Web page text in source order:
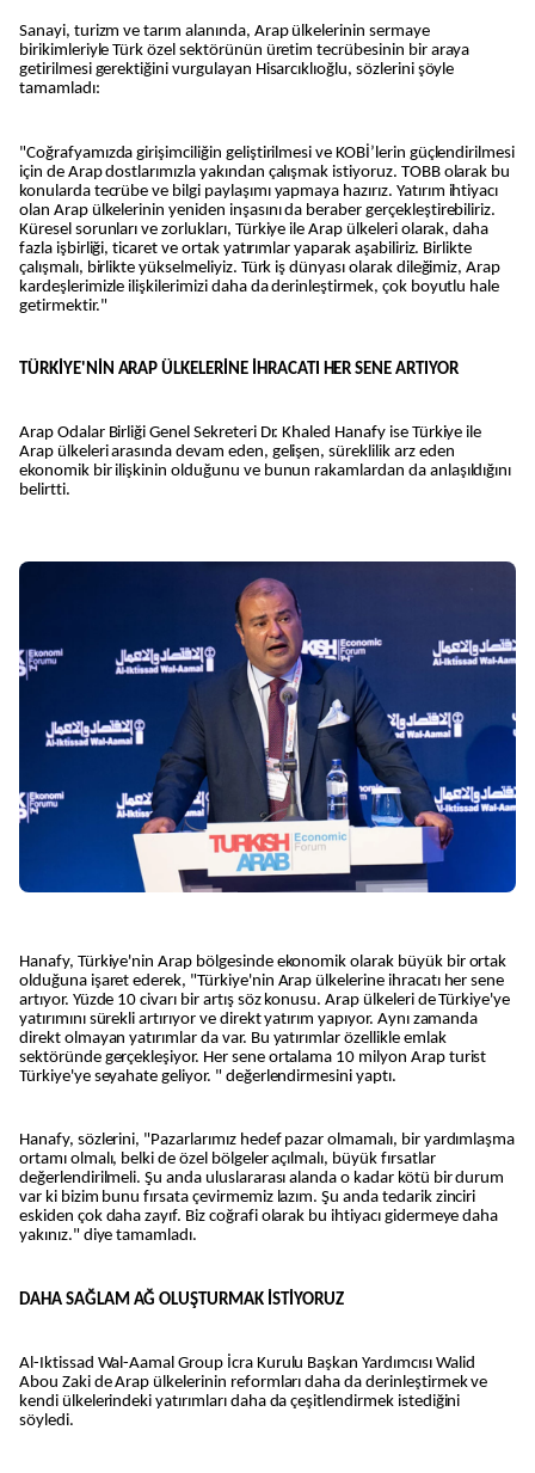
Sanayi, turizm ve tarım alanında, Arap ülkelerinin sermaye
birikimleriyle Türk özel sektörünün üretim tecrübesinin bir araya
getirilmesi gerektiğini vurgulayan Hisarcıklıoğlu, sözlerini şöyle
tamamladı:
"Coğrafyamızda girişimciliğin geliştirilmesi ve KOBİ’lerin güçlendirilmesi
için de Arap dostlarımızla yakından çalışmak istiyoruz. TOBB olarak bu
konularda tecrübe ve bilgi paylaşımı yapmaya hazırız. Yatırım ihtiyacı
olan Arap ülkelerinin yeniden inşasını da beraber gerçekleştirebiliriz.
Küresel sorunları ve zorlukları, Türkiye ile Arap ülkeleri olarak, daha
fazla işbirliği, ticaret ve ortak yatırımlar yaparak aşabiliriz. Birlikte
çalışmalı, birlikte yükselmeliyiz. Türk iş dünyası olarak dileğimiz, Arap
kardeşlerimizle ilişkilerimizi daha da derinleştirmek, çok boyutlu hale
getirmektir."
TÜRKİYE'NİN ARAP ÜLKELERİNE İHRACATI HER SENE ARTIYOR
Arap Odalar Birliği Genel Sekreteri Dr. Khaled Hanafy ise Türkiye ile
Arap ülkeleri arasında devam eden, gelişen, süreklilik arz eden
ekonomik bir ilişkinin olduğunu ve bunun rakamlardan da anlaşıldığını
belirtti.
Hanafy, Türkiye'nin Arap bölgesinde ekonomik olarak büyük bir ortak
olduğuna işaret ederek, "Türkiye'nin Arap ülkelerine ihracatı her sene
artıyor. Yüzde 10 civarı bir artış söz konusu. Arap ülkeleri de Türkiye'ye
yatırımını sürekli artırıyor ve direkt yatırım yapıyor. Aynı zamanda
direkt olmayan yatırımlar da var. Bu yatırımlar özellikle emlak
sektöründe gerçekleşiyor. Her sene ortalama 10 milyon Arap turist
Türkiye'ye seyahate geliyor. " değerlendirmesini yaptı.
Hanafy, sözlerini, "Pazarlarımız hedef pazar olmamalı, bir yardımlaşma
ortamı olmalı, belki de özel bölgeler açılmalı, büyük fırsatlar
değerlendirilmeli. Şu anda uluslararası alanda o kadar kötü bir durum
var ki bizim bunu fırsata çevirmemiz lazım. Şu anda tedarik zinciri
eskiden çok daha zayıf. Biz coğrafi olarak bu ihtiyacı gidermeye daha
yakınız." diye tamamladı.
DAHA SAĞLAM AĞ OLUŞTURMAK İSTİYORUZ
Al-Iktissad Wal-Aamal Group İcra Kurulu Başkan Yardımcısı Walid
Abou Zaki de Arap ülkelerinin reformları daha da derinleştirmek ve
kendi ülkelerindeki yatırımları daha da çeşitlendirmek istediğini
söyledi.